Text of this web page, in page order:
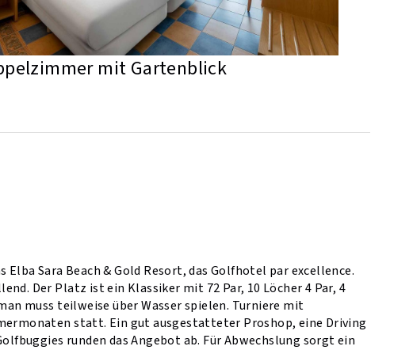
mit Gartenblick
Sara Beach & Gold Resort, das Golfhotel par excellence.
Der Platz ist ein Klassiker mit 72 Par, 10 Löcher 4 Par, 4
muss teilweise über Wasser spielen. Turniere mit
statt. Ein gut ausgestatteter Proshop, eine Driving
runden das Angebot ab. Für Abwechslung sorgt ein